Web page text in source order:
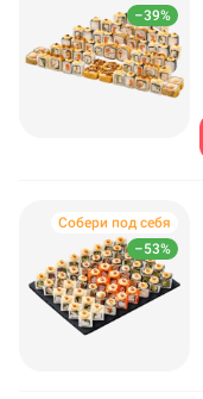
–39%
–53%
Собери под себя